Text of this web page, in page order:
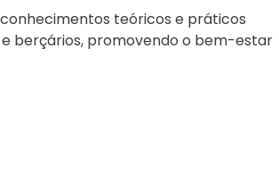
teóricos e práticos
berçários, promovendo o bem-estar